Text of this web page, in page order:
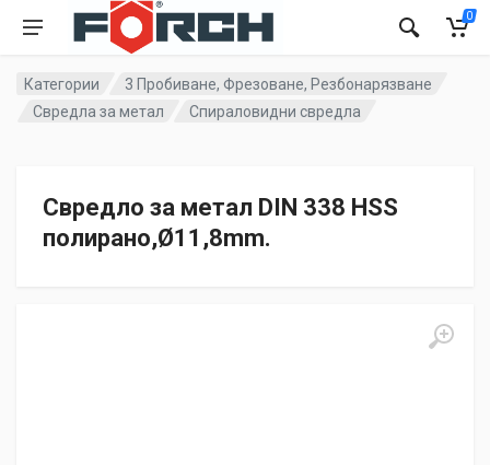
0
Категории
3 Пробиване, Фрезоване, Резбонарязване
Свредла за метал
Спираловидни свредла
Свредло за метал DIN 338 HSS
полиранo,Ø11,8mm.